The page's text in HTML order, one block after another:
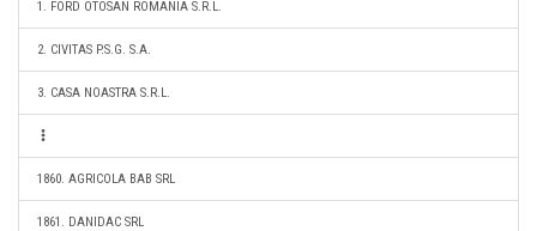
1. FORD OTOSAN ROMANIA S.R.L.
2. CIVITAS P.S.G. S.A.
3. CASA NOASTRA S.R.L.
1860. AGRICOLA BAB SRL
1861. DANIDAC SRL